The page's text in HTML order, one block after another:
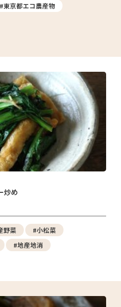
#東京都エコ農産物
炒め
野菜
#小松菜
#地産地消